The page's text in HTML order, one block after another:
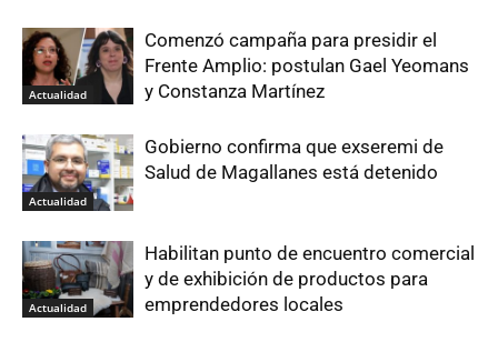
Actualidad
Comenzó campaña para presidir el
Frente Amplio: postulan Gael Yeomans
y Constanza Martínez
Actualidad
Gobierno confirma que exseremi de
Salud de Magallanes está detenido
Actualidad
Habilitan punto de encuentro comercial
y de exhibición de productos para
emprendedores locales